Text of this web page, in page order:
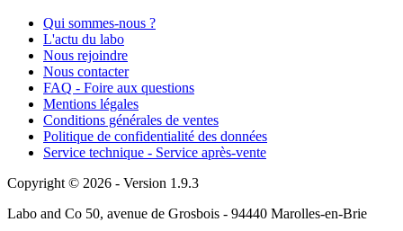
Qui sommes-nous ?
L'actu du labo
Nous rejoindre
Nous contacter
FAQ - Foire aux questions
Mentions légales
Conditions générales de ventes
Politique de confidentialité des données
Service technique - Service après-vente
Copyright © 2026 - Version 1.9.3
Labo and Co 50, avenue de Grosbois - 94440 Marolles-en-Brie